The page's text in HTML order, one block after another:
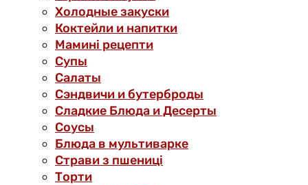
Холодные закуски
Коктейли и напитки
Мамині рецепти
Супы
Салаты
Сэндвичи и бутерброды
Сладкие Блюда и Десерты
Соусы
Блюда в мультиварке
Страви з пшениці
Торти